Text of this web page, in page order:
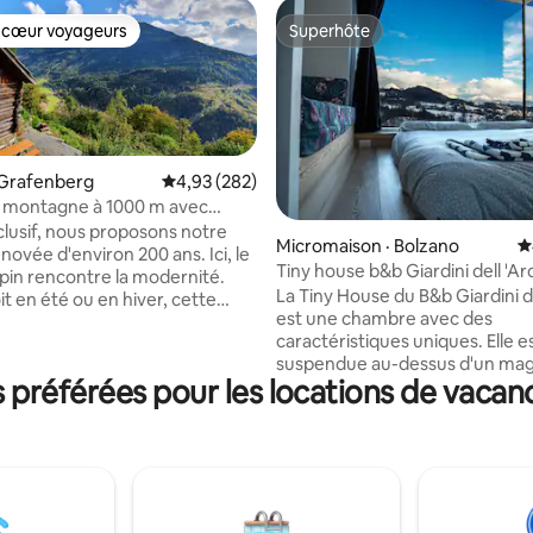
5, 145 commentaires
cœur voyageurs
voyageurs
Note moyenne de 4,93 sur 5, 282
4,93 (282)
à 1000 m avec
sauna sur le versant sud
nous proposons notre
d'environ 200 ans. Ici, le
rencontre la modernité.
en été ou en hiver, cette
en pente. Ce refuge
est situé non loin du chemin
Consultez les autres
Superhôte
Superhôte
Micromaison · Bolzano
Tiny house b&b Giardini dell
La Tiny House du B&b Giardini
est une chambre avec des
caractéristiques uniques. Elle
suspendue au-dessus d'un
paysage naturel, avec vue sur
montagnes et sur la gorge
mobilier est conçu pour
effectuer toutes les fonctions
pour les locations de